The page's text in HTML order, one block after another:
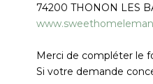
74200 THONON LES
Merci de compléter le
Si votre demande